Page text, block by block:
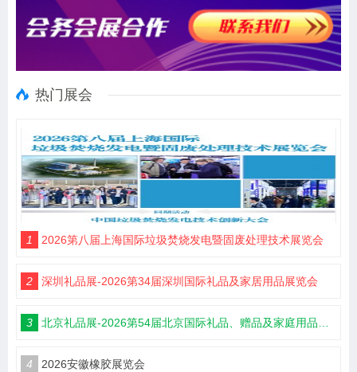
热门展会
1 2026第八届上海国际垃圾焚烧发电暨固废处理技术展览会
2 深圳礼品展-2026第34届深圳国际礼品及家居用品展览会
3 北京礼品展-2026第54届北京国际礼品、赠品及家庭用品展览会
4 2026安徽橡胶展览会